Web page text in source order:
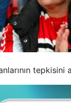
tepkisini